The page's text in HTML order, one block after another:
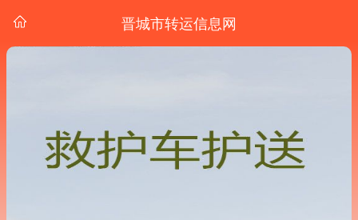
晋城市转运信息网